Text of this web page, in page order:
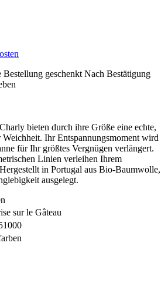
Bestellung geschenkt Nach Bestätigung
bieten durch ihre Größe eine echte,
Ihr Entspannungsmoment wird
für Ihr größtes Vergnügen verlängert.
Linien verleihen Ihrem
in Portugal aus Bio-Baumwolle,
ausgelegt.
sur le Gâteau